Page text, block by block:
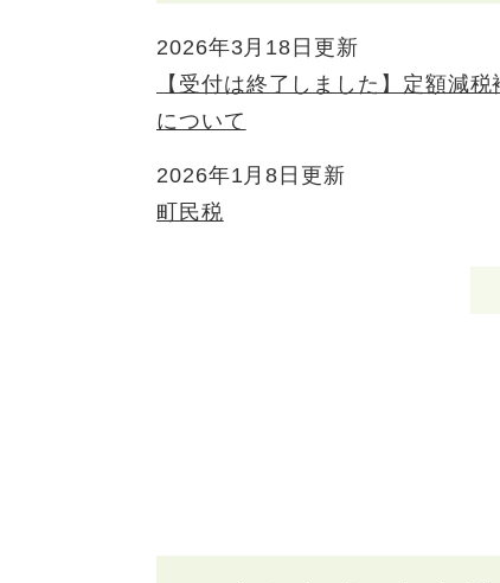
2026年3月18日更新
【受付は終了しました】定額減
について
2026年1月8日更新
町民税